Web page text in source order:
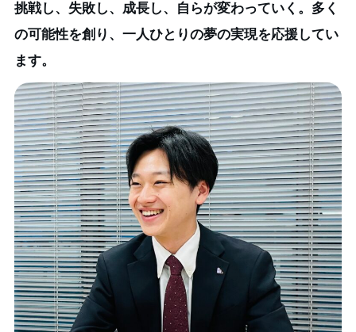
挑戦し、失敗し、成長し、自らが変わっていく。多く
の可能性を創り、一人ひとりの夢の実現を応援してい
ます。